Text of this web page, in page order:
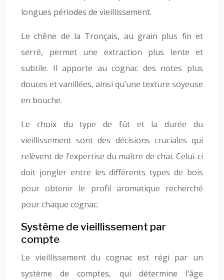
longues périodes de vieillissement.
Le chêne de la Tronçais, au grain plus fin et
serré, permet une extraction plus lente et
subtile. Il apporte au cognac des notes plus
douces et vanillées, ainsi qu’une texture soyeuse
en bouche.
Le choix du type de fût et la durée du
vieillissement sont des décisions cruciales qui
relèvent de l’expertise du maître de chai. Celui-ci
doit jongler entre les différents types de bois
pour obtenir le profil aromatique recherché
pour chaque cognac.
Système de vieillissement par
compte
Le vieillissement du cognac est régi par un
système de comptes, qui détermine l’âge